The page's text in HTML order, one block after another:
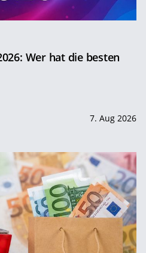
Wer hat die besten
7. Aug 2026